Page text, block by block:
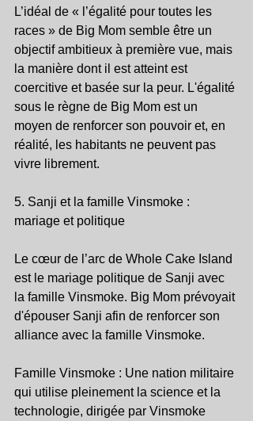
L’idéal de « l’égalité pour toutes les
races » de Big Mom semble être un
objectif ambitieux à première vue, mais
la manière dont il est atteint est
coercitive et basée sur la peur. L'égalité
sous le règne de Big Mom est un
moyen de renforcer son pouvoir et, en
réalité, les habitants ne peuvent pas
vivre librement.
5. Sanji et la famille Vinsmoke :
mariage et politique
Le cœur de l’arc de Whole Cake Island
est le mariage politique de Sanji avec
la famille Vinsmoke. Big Mom prévoyait
d'épouser Sanji afin de renforcer son
alliance avec la famille Vinsmoke.
Famille Vinsmoke : Une nation militaire
qui utilise pleinement la science et la
technologie, dirigée par Vinsmoke